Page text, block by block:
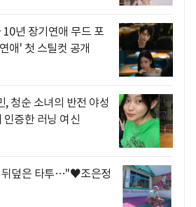
10년 장기연애 무드 포
애' 첫 스틸컷 공개
, 청순 소녀의 반전 야성
증한 러닝 여신
뒤덮은 타투…"♥조은정